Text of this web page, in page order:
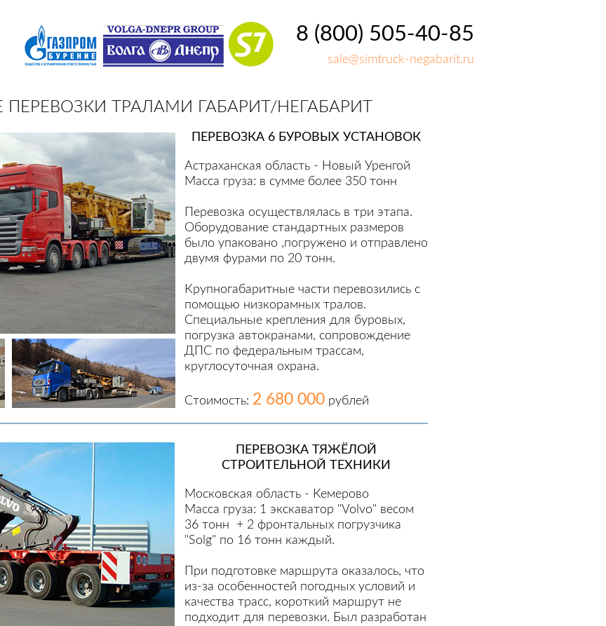
8 (800) 505-40-85
sale@simtruck-negabarit.ru
ПЕРЕВОЗКИ ТРАЛАМИ ГАБАРИТ/НЕГАБАРИТ
ПЕРЕВОЗКА 6 БУРОВЫХ УСТАНОВОК
Астраханская область - Новый Уренгой
Масса груза: в сумме более 350 тонн
Перевозка осуществлялась в три этапа.
Оборудование стандартных размеров
было упаковано ,погружено и отправлено
двумя фурами по 20 тонн.
Крупногабаритные части перевозились с
помощью низкорамных тралов.
Специальные крепления для буровых,
погрузка автокранами, сопровождение
ДПС по федеральным трассам,
круглосуточная охрана.
Стоимость: 2 680 000 рублей
ПЕРЕВОЗКА ТЯЖЁЛОЙ
СТРОИТЕЛЬНОЙ ТЕХНИКИ
Московская область - Кемерово
Масса груза: 1 экскаватор "Volvo" весом
36 тонн + 2 фронтальных погрузчика
"Solg" по 16 тонн каждый.
При подготовке маршрута оказалось, что
из-за особенностей погодных условий и
качества трасс, короткий маршрут не
подходит для перевозки. Был разработан